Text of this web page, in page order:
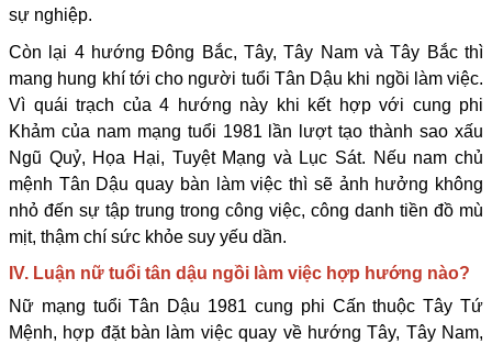
sự nghiệp.
Còn lại 4 hướng Đông Bắc, Tây, Tây Nam và Tây Bắc thì
mang hung khí tới cho người tuổi Tân Dậu khi ngồi làm việc.
Vì quái trạch của 4 hướng này khi kết hợp với cung phi
Khảm của nam mạng tuổi 1981 lần lượt tạo thành sao xấu
Ngũ Quỷ, Họa Hại, Tuyệt Mạng và Lục Sát. Nếu nam chủ
mệnh Tân Dậu quay bàn làm việc thì sẽ ảnh hưởng không
nhỏ đến sự tập trung trong công việc, công danh tiền đồ mù
mịt, thậm chí sức khỏe suy yếu dần.
IV. Luận nữ tuổi tân dậu ngồi làm việc hợp hướng nào?
Nữ mạng tuổi Tân Dậu 1981 cung phi Cấn thuộc Tây Tứ
Mệnh, hợp đặt bàn làm việc quay về hướng Tây, Tây Nam,